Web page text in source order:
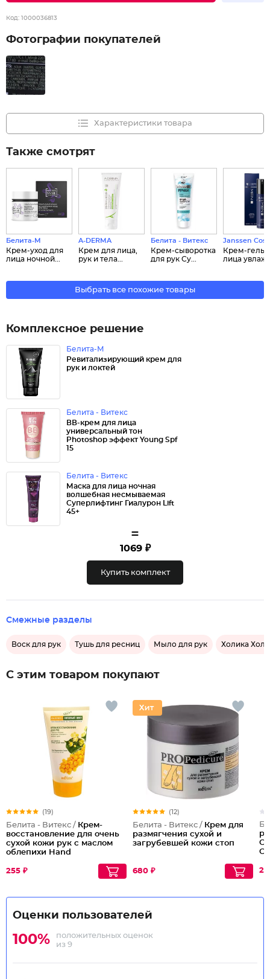
Код: 1000036813
Фотографии покупателей
Характеристики товара
Также смотрят
Белита-М
Крем-уход для
лица ночной...
A-DERMA
Крем для лица,
рук и тела...
Белита - Витекс
Крем-сыворотка
для рук Су...
Janssen
Крем-гель
лица
Выбрать все похожие товары
Комплексное решение
Белита-М
Ревитализирующий крем для
рук и локтей
Белита - Витекс
ВВ-крем для лица
универсальный тон
Photoshop эффект Young Spf
15
Белита - Витекс
Маска для лица ночная
волшебная несмываемая
Суперлифтинг Гиалурон Lift
45+
=
1069 ₽
Купить комплект
Смежные разделы
Воск для рук Тушь для ресниц Мыло для рук Холика
С этим товаром покупают
(19)
Белита - Витекс / Крем-
восстановление для очень
сухой кожи рук с маслом
облепихи Hand
and Dry Very Skin
255 ₽
(12)
Белита - Витекс / Крем для
размягчения сухой и
загрубевшей кожи стоп
680 ₽
Оценки пользователей
100%
положительных оценок
из 9